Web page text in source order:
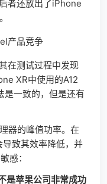
者还放出了iPhone
测试过程中发现
XR中使用的A12
是一致的，但是还有
器的峰值功率。在
导致其效率降低，并
感：
苹果公司非常成功